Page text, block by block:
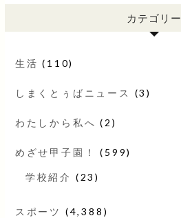
カテゴリー
生活 (110)
しまくとぅばニュース (3)
わたしから私へ (2)
めざせ甲子園！ (599)
学校紹介 (23)
スポーツ (4,388)